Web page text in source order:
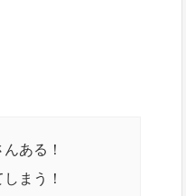
ある！
まう！